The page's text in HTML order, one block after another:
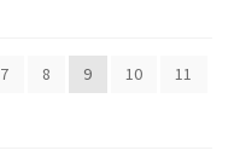
7 8 9 10 11